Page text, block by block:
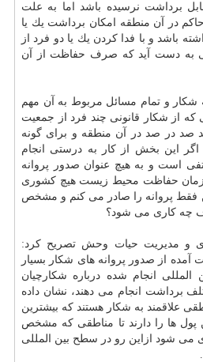
برداشت نرسیده باشد اما به علت
در آن منطقه امكان برداشت یك یا
باشد و با فدا كردن یك یا دو فرد از
به دست آید كه صرف حفاظت از آن
شكار و تمام مسائل مربوط به آن مهم
از شكار قانونی چند فرد از جمعیت
در صد در آن منطقه و برای گونه
این بخش از كار به درستی انجام
است و به هیچ عنوان صدور پروانه
حفاظت محیط زیست هیچ كشوری
فقط پروانه را صادر می كنم و مشخص
چه كاری می شود؟
و مدیریت حیات وحش تصریح كرد:
آمده از صدور پروانه های شكار بسیار
انجام شده درباره شكارچیان
برداشت انجام می دهند، نشان داده
علاقمند به شكار هستند كه بیشترین
پول ها را دارند تا مناطقی كه مشخص
می شود ازاین رو در سطح بین المللی